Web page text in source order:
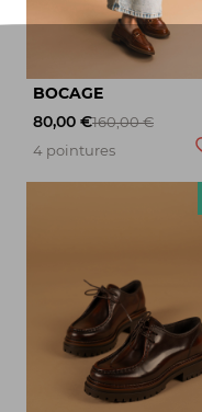
BOCAGE
80,00 €160,00 €
4 pointures